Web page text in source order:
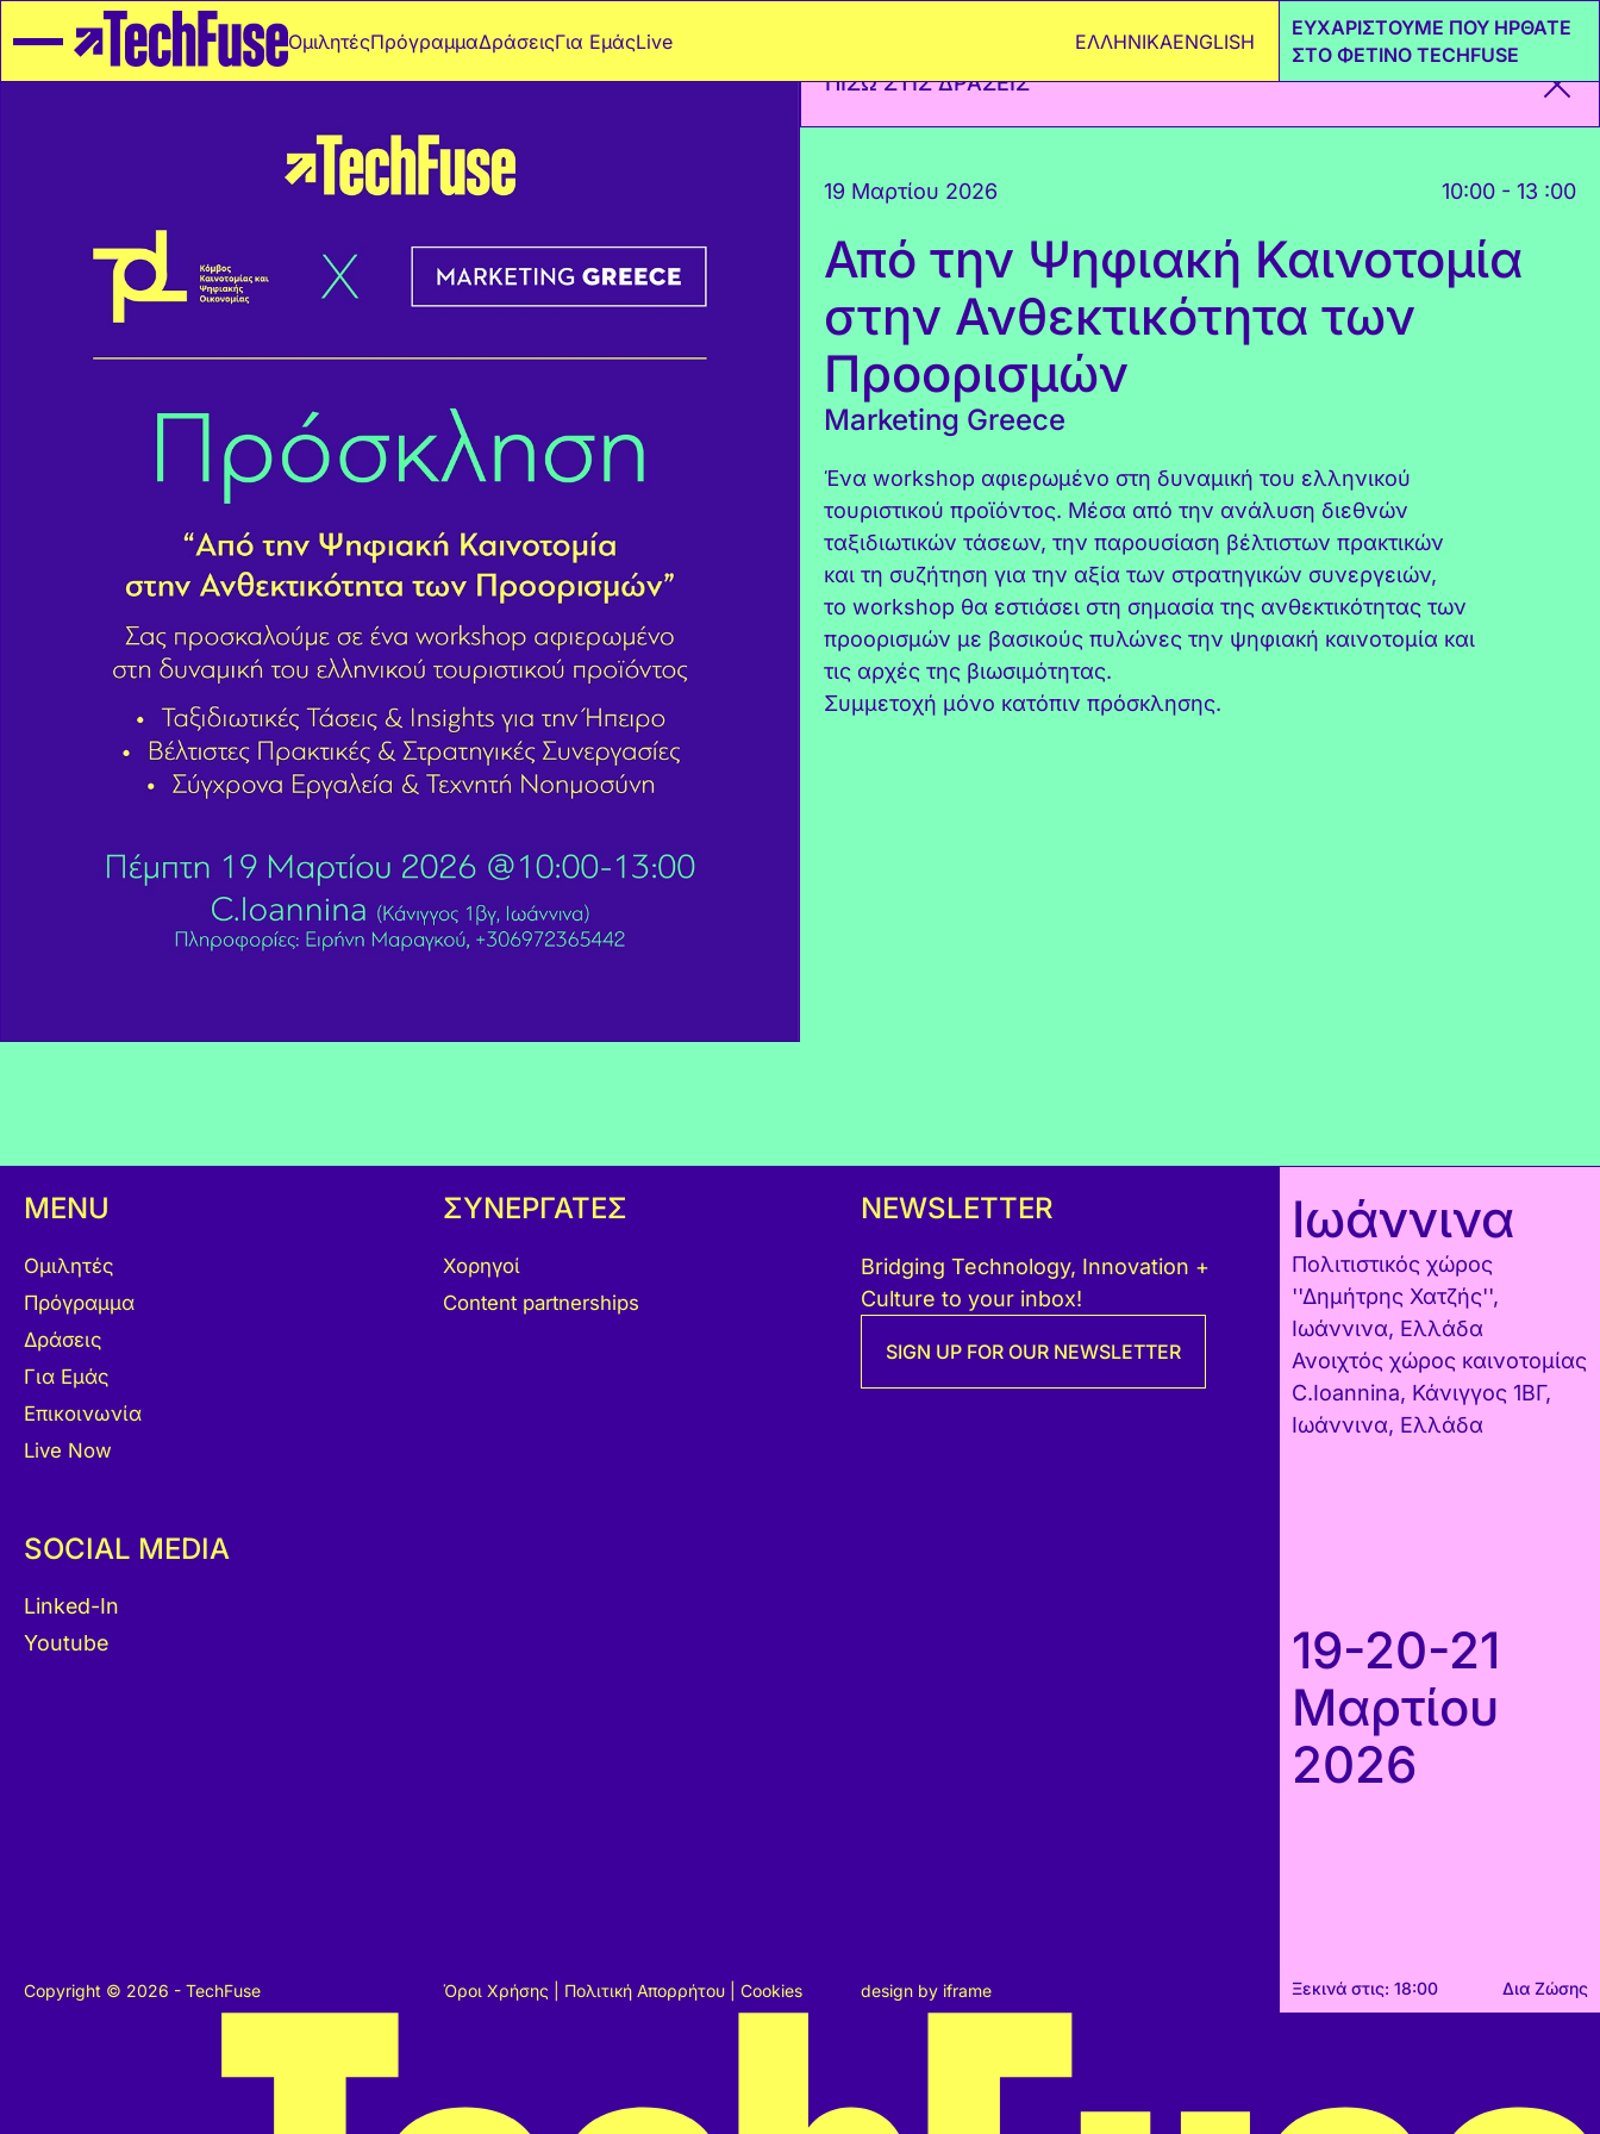
ΟμιλητέςΠρόγραμμαΔράσειςΓια ΕμάςLive ΕΛΛΗΝΙΚΑENGLISH
ΕΥΧΑΡΙΣΤΟΥΜΕ ΠΟΥ ΗΡΘΑΤΕ
ΣΤΟ ΦΕΤΙΝΟ TECHFUSE
ΠΙΣΩ ΣΤΙΣ ΔΡΑΣΕΙΣ
19 Μαρτίου 2026 10:00 - 13 :00
Από την Ψηφιακή Καινοτομία
στην Ανθεκτικότητα των
Προορισμών
Marketing Greece
Ένα workshop αφιερωμένο στη δυναμική του ελληνικού
τουριστικού προϊόντος. Μέσα από την ανάλυση διεθνών
ταξιδιωτικών τάσεων, την παρουσίαση βέλτιστων πρακτικών
και τη συζήτηση για την αξία των στρατηγικών συνεργειών,
το workshop θα εστιάσει στη σημασία της ανθεκτικότητας των
προορισμών με βασικούς πυλώνες την ψηφιακή καινοτομία και
τις αρχές της βιωσιμότητας.
Συμμετοχή μόνο κατόπιν πρόσκλησης.
MENU
Ομιλητές
Πρόγραμμα
Δράσεις
Για Εμάς
Επικοινωνία
Live Now
ΣΥΝΕΡΓΑΤΕΣ
Χορηγοί
Content partnerships
NEWSLETTER
Bridging Technology, Innovation +
Culture to your inbox!
SIGN UP FOR OUR NEWSLETTER
SOCIAL MEDIA
Linked-In
Youtube
Copyright © 2026 - TechFuse Όροι Χρήσης Πολιτική Απορρήτου Cookies design by iframe
Ιωάννινα
Πολιτιστικός χώρος
''Δημήτρης Χατζής'',
Ιωάννινα, Ελλάδα
Ανοιχτός χώρος καινοτομίας
C.Ioannina, Κάνιγγος 1ΒΓ,
Ιωάννινα, Ελλάδα
19-20-21
Μαρτίου
2026
Ξεκινά στις: 18:00 Δια Ζώσης